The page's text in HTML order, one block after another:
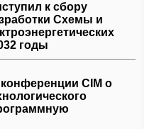
к сбору
Схемы и
годы
CIM о